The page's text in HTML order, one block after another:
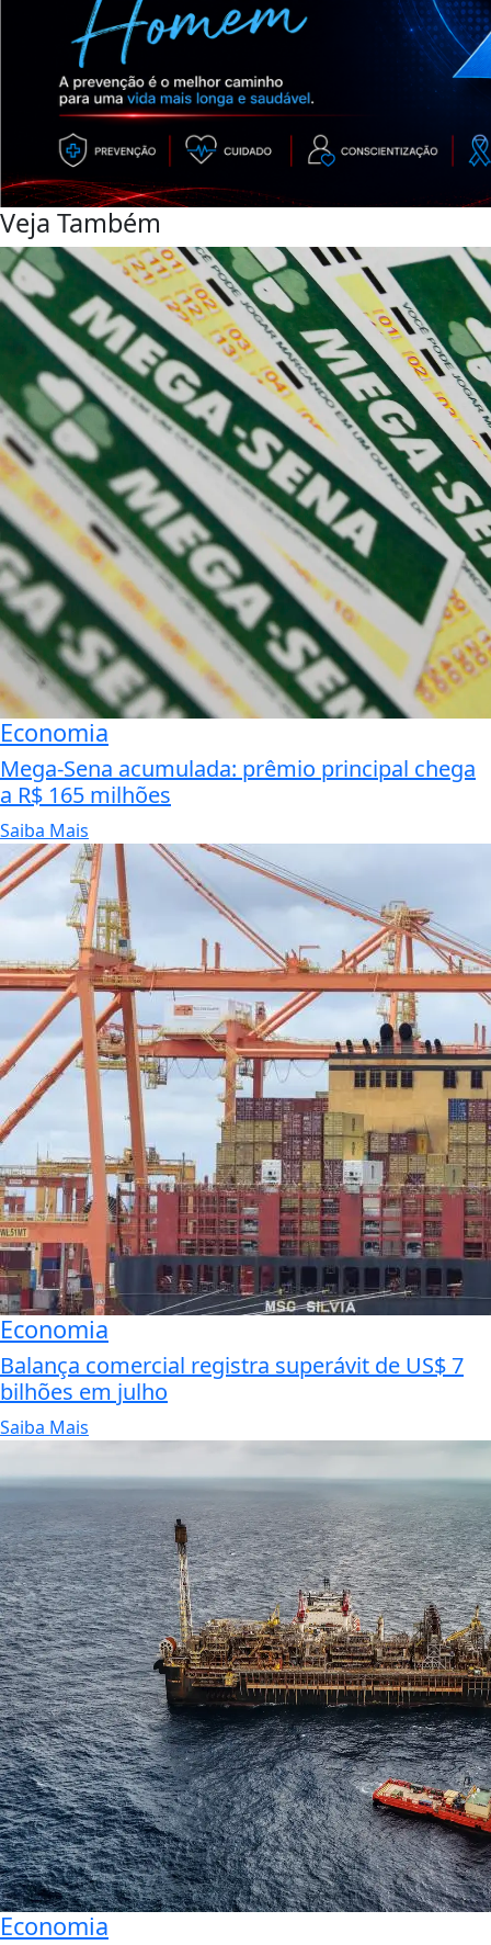
Veja Também
Economia
Mega-Sena acumulada: prêmio principal chega
a R$ 165 milhões
Saiba Mais
Economia
Balança comercial registra superávit de US$ 7
bilhões em julho
Saiba Mais
Economia